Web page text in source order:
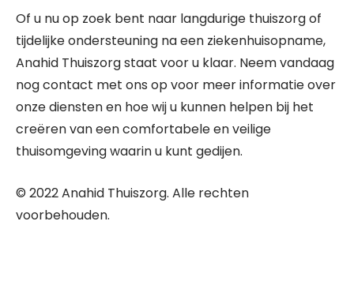
Of u nu op zoek bent naar langdurige thuiszorg of
tijdelijke ondersteuning na een ziekenhuisopname,
Anahid Thuiszorg staat voor u klaar. Neem vandaag
nog contact met ons op voor meer informatie over
onze diensten en hoe wij u kunnen helpen bij het
creëren van een comfortabele en veilige
thuisomgeving waarin u kunt gedijen.
© 2022 Anahid Thuiszorg. Alle rechten
voorbehouden.